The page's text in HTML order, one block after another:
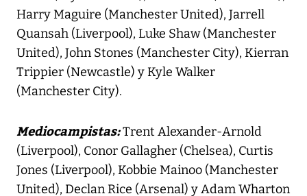
Harry Maguire (Manchester United), Jarrell
Quansah (Liverpool), Luke Shaw (Manchester
United), John Stones (Manchester City), Kierran
Trippier (Newcastle) y Kyle Walker
(Manchester City).
Mediocampistas:Trent Alexander-Arnold
(Liverpool), Conor Gallagher (Chelsea), Curtis
Jones (Liverpool), Kobbie Mainoo (Manchester
United), Declan Rice (Arsenal) y Adam Wharton